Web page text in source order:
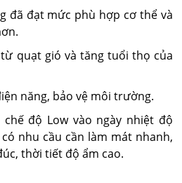
đã đạt mức phù hợp cơ thể và
quạt gió và tăng tuổi thọ của
năng, bảo vệ môi trường.
chế độ Low vào ngày nhiệt độ
nhu cầu cần làm mát nhanh,
thời tiết độ ẩm cao.